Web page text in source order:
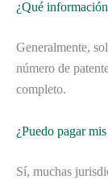
¿Qué
Generalmente,
número de
completo.
¿Puedo pagar
Sí, muchas